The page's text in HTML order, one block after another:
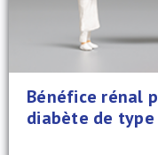
Bénéfice rénal
diabète de type